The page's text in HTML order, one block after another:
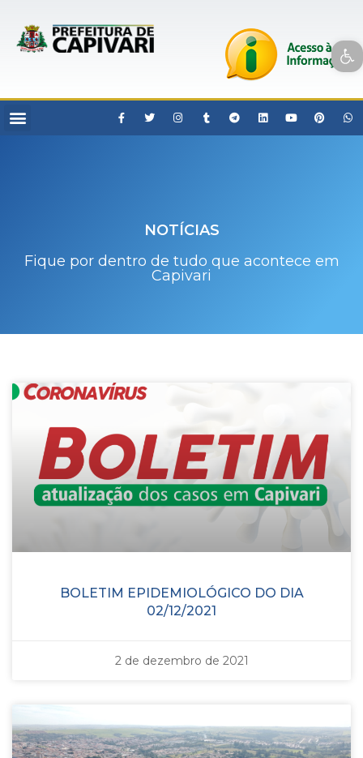
Open toolbar
NOTÍCIAS
Fique por dentro de tudo que acontece em
Capivari
BOLETIM EPIDEMIOLÓGICO DO DIA
02/12/2021
2 de dezembro de 2021